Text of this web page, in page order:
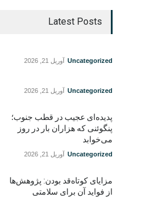
Latest Posts
Uncategorized آوریل 21, 2026
Uncategorized آوریل 21, 2026
پدیده‌ای عجیب در قطب جنوب؛
پنگوئنی که هزاران بار در روز
می‌خوابد
Uncategorized آوریل 21, 2026
مزایای کوتاه‌قد بودن: پژوهش‌ها
از فواید آن برای سلامتی